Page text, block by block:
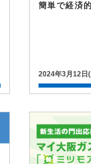
簡単で経済
2024年3月12日